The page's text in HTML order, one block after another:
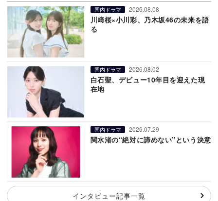
国内ドラマ 2026.08.08
川﨑桜×小川彩、乃木坂46の未来を語
る
国内ドラマ 2026.08.02
白石聖、デビュー10年目を迎えた現
在地
国内ドラマ 2026.07.29
関水渚の“絶対に諦めない”という決意
インタビュー記事一覧